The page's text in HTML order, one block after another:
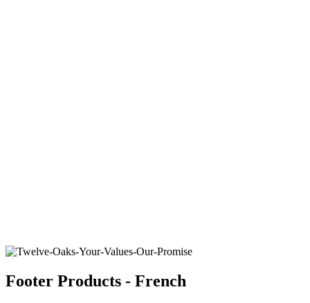
Footer Products - French